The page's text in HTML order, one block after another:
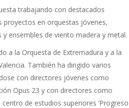
trabajando con destacados
proyectos en orquestas jóvenes,
ensembles de viento madera y metal.
a la Orquesta de Extremadura y a la
También ha dirigido varios
con directores jóvenes como
Opus 23 y con directores como
de estudios superiores ‘Progreso